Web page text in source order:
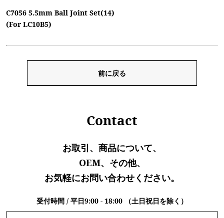
C7056 5.5mm Ball Joint Set(14)
(For LC10B5)
前に戻る
Contact
お取引、商品について、
OEM、その他、
お気軽にお問い合わせください。
受付時間 / 平日9:00 - 18:00 （土日祝日を除く）